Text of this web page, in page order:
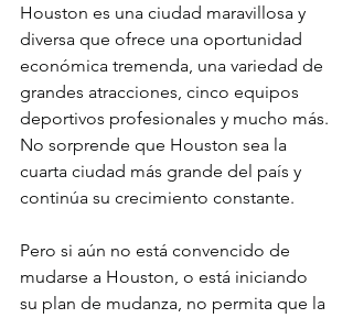
Houston es una ciudad maravillosa y
diversa que ofrece una oportunidad
económica tremenda, una variedad de
grandes atracciones, cinco equipos
deportivos profesionales y mucho más.
No sorprende que Houston sea la
cuarta ciudad más grande del país y
continúa su crecimiento constante.
Pero si aún no está convencido de
mudarse a Houston, o está iniciando
su plan de mudanza, no permita que la